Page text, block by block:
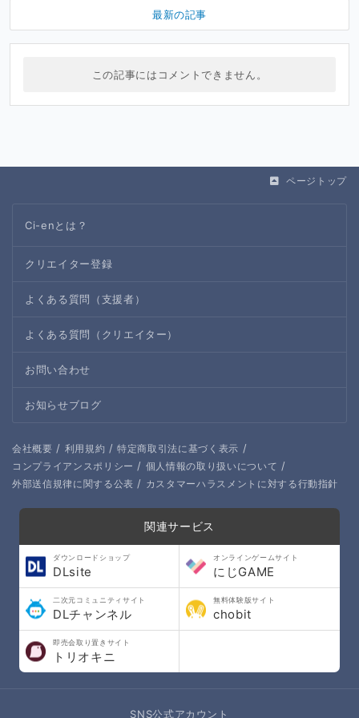
最新の記事
この記事にはコメントできません。
ページトップ
Ci-enとは？
クリエイター登録
よくある質問（支援者）
よくある質問（クリエイター）
お問い合わせ
お知らせブログ
会社概要 / 利用規約 / 特定商取引法に基づく表示 /
コンプライアンスポリシー / 個人情報の取り扱いについて /
外部送信規律に関する公表 / カスタマーハラスメントに対する行動指針
関連サービス
ダウンロードショップ
DLsite
オンラインゲームサイト
にじGAME
二次元コミュニティサイト
DLチャンネル
無料体験版サイト
chobit
即売会取り置きサイト
トリオキニ
SNS公式アカウント